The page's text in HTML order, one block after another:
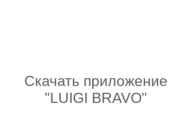
Скачать приложение
"LUIGI BRAVO"